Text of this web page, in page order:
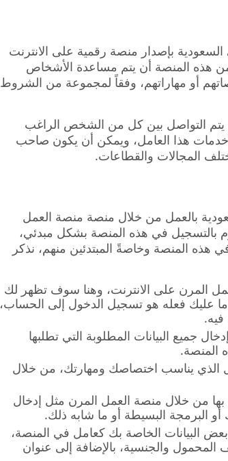
السعودية بإصدار منصة رقمية على الانترنت
هذه المنصة أن يتم مساعدة الأشخاص
أو مهاراتهم، وفقاً لمجموعة من الشروط
يتم التواصل بين كل من الشخص الراغب
هذا العامل، ويمكن أن يكون صاحب
المجالات والقطاعات.
بالعمل من خلال منصة منصة العمل
بالتسجيل في هذه المنصة بشكل مبدئي،
المنصة وخاصةً المبتدئين منهم، نذكر
المرن على الانترنت، وهنا سوف تظهر لك
عليك فعله هو تسجيل الدخول إلى الحساب،
جميع البيانات المطلوبة التي تطلبها
المنصة.
الذي يناسب اختصاصك ومهارتك، من خلال
بها من خلال منصة العمل المرن مثل إدخال
أو البرمجة البسيطة أو ما شابه ذلك.
البيانات الخاصة بك كعامل في المنصة،
المحمول والجنسية، بالإضافة إلى عنوان